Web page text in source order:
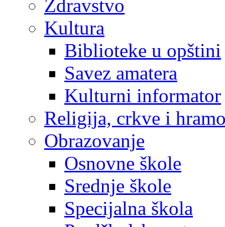
Zdravstvo
Kultura
Biblioteke u opštini
Savez amatera
Kulturni informator
Religija, crkve i
Obrazovanje
Osnovne škole
Srednje škole
Specijalna škola